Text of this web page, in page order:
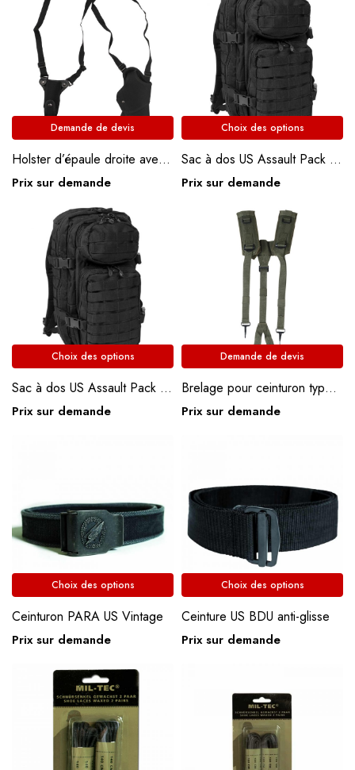
Demande de devis
Holster d’épaule droite avec porte chargeur
Prix sur demande
Choix des options
Sac à dos US Assault Pack Grand modèle 36L
Prix sur demande
Choix des options
Sac à dos US Assault Pack Petit modèle 20L
Prix sur demande
Demande de devis
Brelage pour ceinturon type Famas
Prix sur demande
Choix des options
Ceinturon PARA US Vintage
Prix sur demande
Choix des options
Ceinture US BDU anti-glisse
Prix sur demande